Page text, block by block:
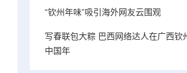
“钦州年味”吸引海外网友云围观
写春联包大粽 巴西网络达人在广西钦
中国年